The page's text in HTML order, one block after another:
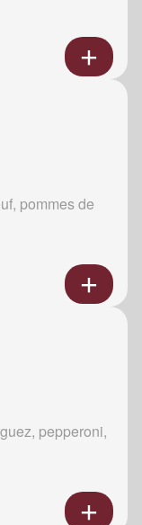
pommes de
pepperoni,